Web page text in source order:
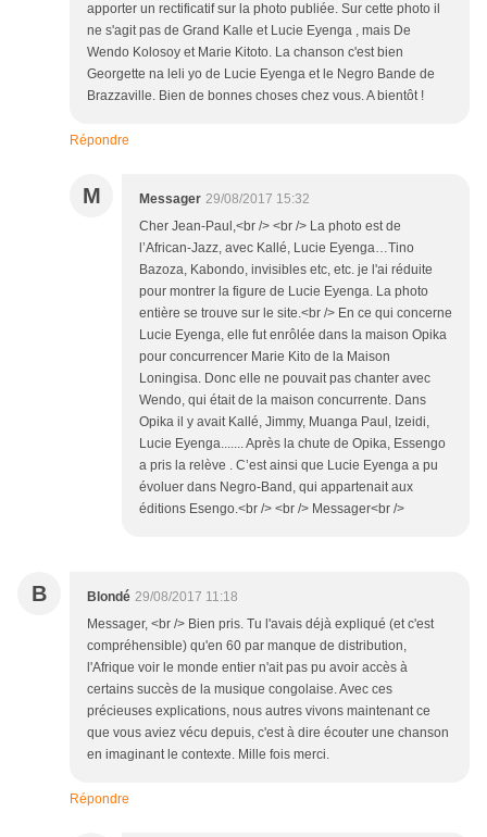
apporter un rectificatif sur la photo publiée. Sur cette photo il
ne s'agit pas de Grand Kalle et Lucie Eyenga , mais De
Wendo Kolosoy et Marie Kitoto. La chanson c'est bien
Georgette na leli yo de Lucie Eyenga et le Negro Bande de
Brazzaville. Bien de bonnes choses chez vous. A bientôt !
Répondre
M Messager 29/08/2017 15:32
Cher Jean-Paul,<br /> <br /> La photo est de
l’African-Jazz, avec Kallé, Lucie Eyenga…Tino
Bazoza, Kabondo, invisibles etc, etc. je l'ai réduite
pour montrer la figure de Lucie Eyenga. La photo
entière se trouve sur le site.<br /> En ce qui concerne
Lucie Eyenga, elle fut enrôlée dans la maison Opika
pour concurrencer Marie Kito de la Maison
Loningisa. Donc elle ne pouvait pas chanter avec
Wendo, qui était de la maison concurrente. Dans
Opika il y avait Kallé, Jimmy, Muanga Paul, Izeidi,
Lucie Eyenga....... Après la chute de Opika, Essengo
a pris la relève . C’est ainsi que Lucie Eyenga a pu
évoluer dans Negro-Band, qui appartenait aux
éditions Esengo.<br /> <br /> Messager<br />
B Blondé 29/08/2017 11:18
Messager, <br /> Bien pris. Tu l'avais déjà expliqué (et c'est
compréhensible) qu'en 60 par manque de distribution,
l'Afrique voir le monde entier n'ait pas pu avoir accès à
certains succès de la musique congolaise. Avec ces
précieuses explications, nous autres vivons maintenant ce
que vous aviez vécu depuis, c'est à dire écouter une chanson
en imaginant le contexte. Mille fois merci.
Répondre